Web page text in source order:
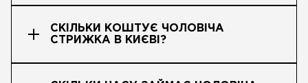
СКІЛЬКИ КОШТУЄ ЧОЛОВІЧА
СТРИЖКА В КИЄВІ?